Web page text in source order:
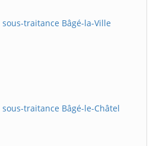
traitance Bâgé-la-Ville
traitance Bâgé-le-Châtel